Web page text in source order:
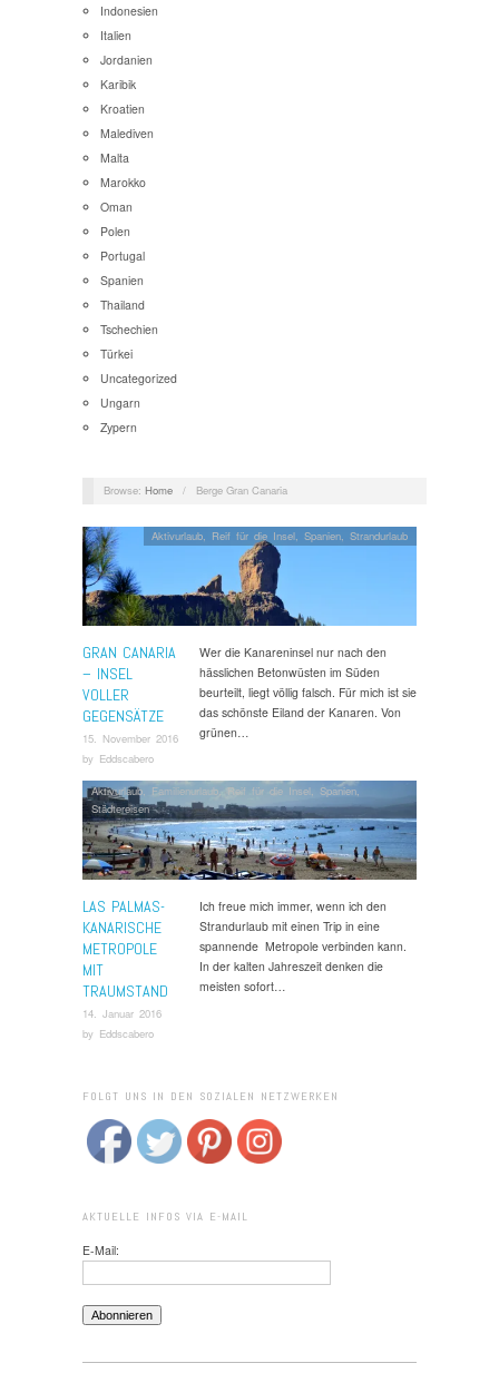
Indonesien
Italien
Jordanien
Karibik
Kroatien
Malediven
Malta
Marokko
Oman
Polen
Portugal
Spanien
Thailand
Tschechien
Türkei
Uncategorized
Ungarn
Zypern
Browse: Home / Berge Gran Canaria
GRAN CANARIA
– INSEL
VOLLER
GEGENSÄTZE
15. November 2016
by Eddscabero
Aktivurlaub, Reif für die Insel,Spanien,Strandurlaub
Wer die Kanareninsel nur nach den
hässlichen Betonwüsten im Süden
beurteilt, liegt völlig falsch. Für mich ist sie
das schönste Eiland der Kanaren. Von
grünen…
LAS PALMAS-
KANARISCHE
METROPOLE
MIT
TRAUMSTAND
14. Januar 2016
by Eddscabero
Aktivurlaub, Familienurlaub, Reif für die Insel, Spanien,
Städtereisen
Ich freue mich immer, wenn ich den
Strandurlaub mit einen Trip in eine
spannende Metropole verbinden kann.
In der kalten Jahreszeit denken die
meisten sofort…
FOLGT UNS IN DEN SOZIALEN NETZWERKEN
AKTUELLE INFOS VIA E-MAIL
E-Mail: